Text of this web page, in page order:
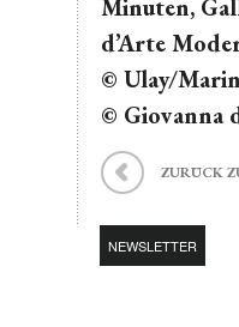
Minuten,
d’Arte
© Ulay/
© Giovanna
ZURÜCK
NEWSLETTER